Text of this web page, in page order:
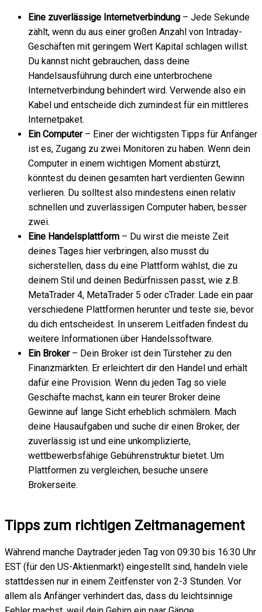
Eine zuverlässige Internetverbindung – Jede Sekunde
zählt, wenn du aus einer großen Anzahl von Intraday-
Geschäften mit geringem Wert Kapital schlagen willst.
Du kannst nicht gebrauchen, dass deine
Handelsausführung durch eine unterbrochene
Internetverbindung behindert wird. Verwende also ein
Kabel und entscheide dich zumindest für ein mittleres
Internetpaket.
Ein Computer– Einer der wichtigsten Tipps für Anfänger
ist es, Zugang zu zwei Monitoren zu haben. Wenn dein
Computer in einem wichtigen Moment abstürzt,
könntest du deinen gesamten hart verdienten Gewinn
verlieren. Du solltest also mindestens einen relativ
schnellen und zuverlässigen Computer haben, besser
zwei.
Eine Handelsplattform – Du wirst die meiste Zeit
deines Tages hier verbringen, also musst du
sicherstellen, dass du eine Plattform wählst, die zu
deinem Stil und deinen Bedürfnissen passt, wie z.B.
MetaTrader 4, MetaTrader 5 oder cTrader. Lade ein paar
verschiedene Plattformen herunter und teste sie, bevor
du dich entscheidest. In unserem Leitfaden findest du
weitere Informationen über Handelssoftware.
Ein Broker– Dein Broker ist dein Türsteher zu den
Finanzmärkten. Er erleichtert dir den Handel und erhält
dafür eine Provision. Wenn du jeden Tag so viele
Geschäfte machst, kann ein teurer Broker deine
Gewinne auf lange Sicht erheblich schmälern. Mach
deine Hausaufgaben und suche dir einen Broker, der
zuverlässig ist und eine unkomplizierte,
wettbewerbsfähige Gebührenstruktur bietet. Um
Plattformen zu vergleichen, besuche unsere
Brokerseite.
Tipps zum richtigen Zeitmanagement
Während manche Daytrader jeden Tag von 09:30 bis 16:30 Uhr
EST (für den US-Aktienmarkt) eingestellt sind, handeln viele
stattdessen nur in einem Zeitfenster von 2-3 Stunden. Vor
allem als Anfänger verhindert das, dass du leichtsinnige